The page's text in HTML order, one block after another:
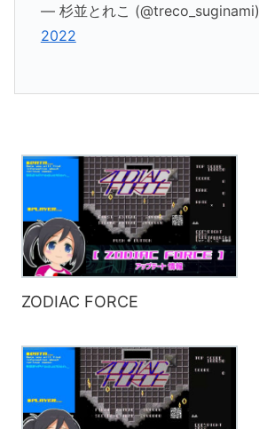
— 杉並とれこ (@treco_suginami)
2022
ZODIAC FORCE